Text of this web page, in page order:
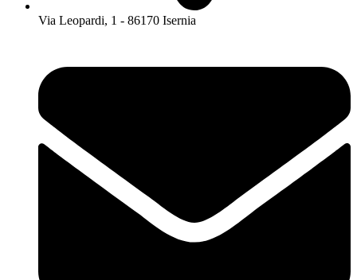
Via Leopardi, 1 - 86170 Isernia